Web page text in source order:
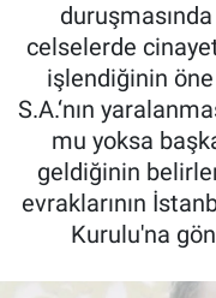
celselerde
işlendiğinin
S.A.‘nın
mu yoksa
geldiğinin
evraklarının
Kurulu'na
EĞİTİM
KÜLTÜR -